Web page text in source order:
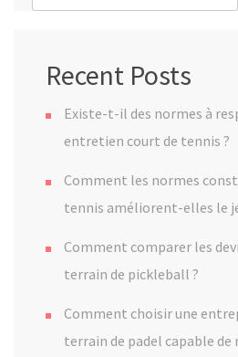
Recent Posts
Existe-t-il des normes à
entretien court de tennis ?
Comment les normes
tennis améliorent-elles le
Comment comparer les
terrain de pickleball ?
Comment choisir une
terrain de padel capable